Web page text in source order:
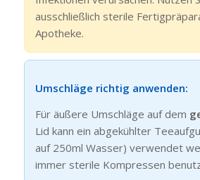
ausschließlich sterile
Apotheke.
Umschläge richtig anwenden:
Für äußere Umschläge auf dem
Lid kann ein abgekühlter
auf 250ml Wasser) verwendet
immer sterile Kompressen